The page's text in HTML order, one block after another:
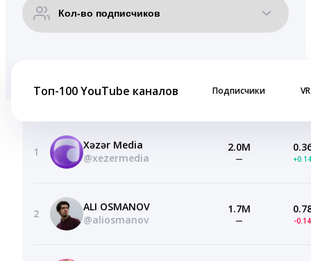
Топ-100 YouTube каналов Подписчики VR
1
Xəzər Media
@xezermedia
2.0M
—
2
ALI OSMANOV
@aliosmanov
1.7M
— -